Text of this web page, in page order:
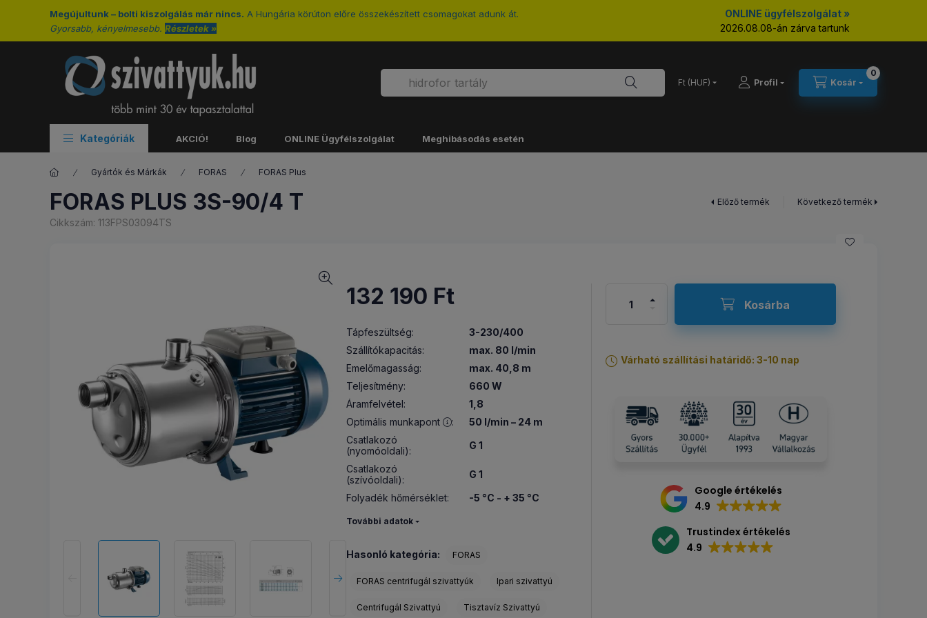
Megújultunk – bolti kiszolgálás már nincs. A Hungária körúton előre összekészített csomagokat adunk át.
Gyorsabb, kényelmesebb. Részletek »
ONLINE ügyfélszolgálat »
2026.08.08-án zárva tartunk
Profil Kosár
0
Kategóriák AKCIÓ! Blog ONLINE Ügyfélszolgálat Meghibásodás esetén
Gyártók és Márkák FORAS FORAS Plus
Előző termék Következő termék
FORAS PLUS 3S-90/4 T
Cikkszám: 113FPS03094TS
132 190 Ft
Tápfeszültség:
3-230/400
Szállítókapacitás:
max. 80 l/min
Emelőmagasság:
max. 40,8 m
Teljesítmény:
660 W
Áramfelvétel:
1,8
Optimális munkapont
:
50 l/min – 24 m
Csatlakozó
(nyomóoldali):
G 1
Csatlakozó
(szívóoldali):
G 1
Folyadék hőmérséklet: -5 °C - + 35 °C
További adatok
Hasonló kategória: FORAS
FORAS centrifugál szivattyúk Ipari szivattyú
Centrifugál Szivattyú Tisztavíz Szivattyú
Kosárba
Várható szállítási határidő: 3-10 nap
Google értékelés
4.9
Trustindex értékelés
4.9